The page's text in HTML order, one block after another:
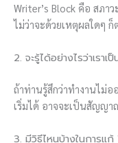
Writer’s Block คือ สภา
ไม่ว่าจะด้วยเหตุผลใดๆ ก็
2. จะรู้ได้อย่างไรว่าเรา
ถ้าท่านรู้สึกว่าทำงานไม่
เริ่มได้ อาจจะเป็นสัญญา
3. มีวิธีไหนบ้างในการแ